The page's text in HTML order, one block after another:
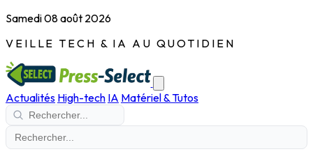
Samedi 08 août 2026
VEILLE TECH & IA AU QUOTIDIEN
Actualités High-tech IA Matériel & Tutos